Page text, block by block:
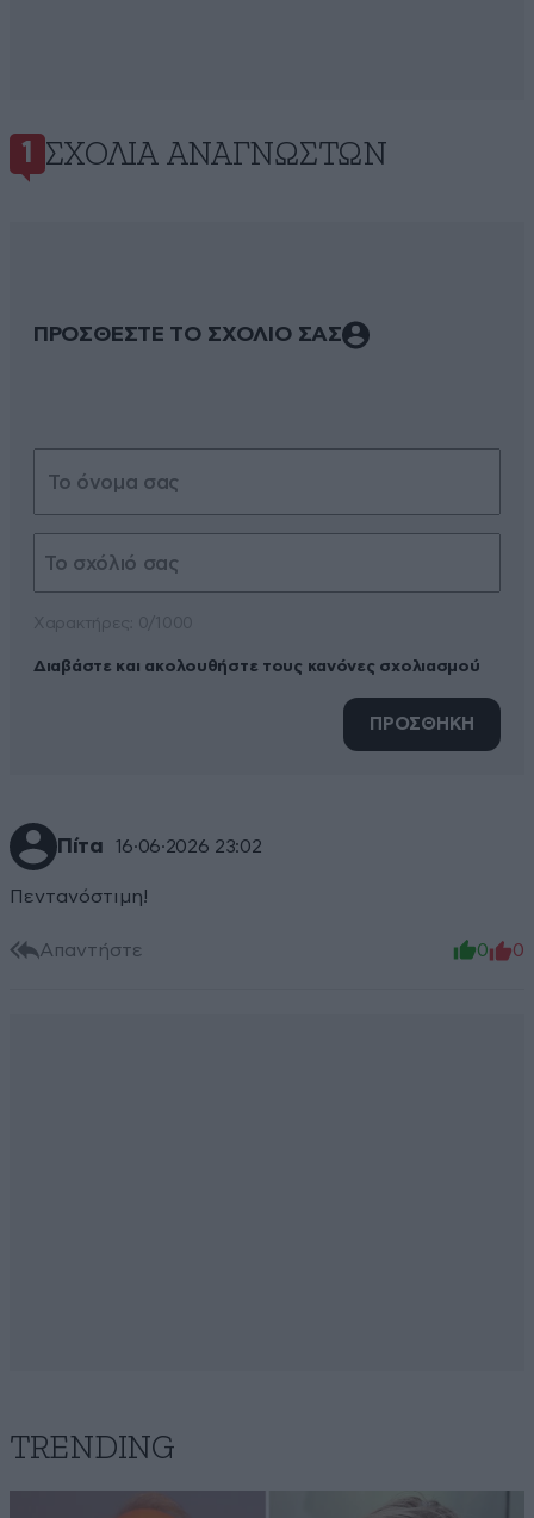
1 ΣΧΌΛΙΑ ΑΝΑΓΝΩΣΤΏΝ
ΠΡΟΣΘΕΣΤΕ ΤΟ ΣΧΟΛΙΟ ΣΑΣ
Διαβάστε και ακολουθήστε τους κανόνες σχολιασμού
ΠΡΟΣΘΗΚΗ
Πίτα 16·06·2026 23:02
Πεντανόστιμη!
Απαντήστε 0 0
TRENDING